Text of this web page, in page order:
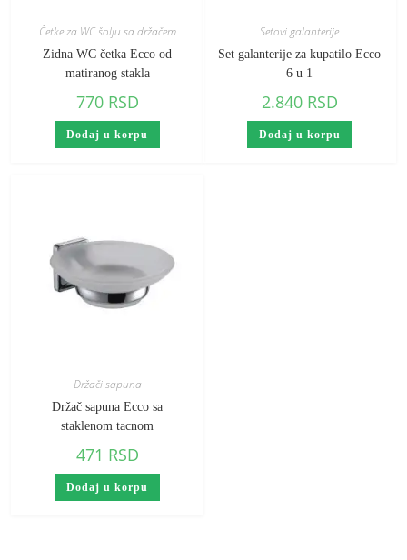
Četke za WC šolju sa držačem
Zidna WC četka Ecco od
matiranog stakla
770 RSD
Dodaj u korpu
Setovi galanterije
Set galanterije za kupatilo Ecco
6 u 1
2.840 RSD
Dodaj u korpu
Držači sapuna
Držač sapuna Ecco sa
staklenom tacnom
471 RSD
Dodaj u korpu